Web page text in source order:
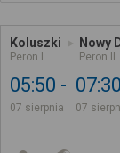
Koluszki
Peron I
Nowy
Peron II
05:50
07 sierpnia
07:30
07